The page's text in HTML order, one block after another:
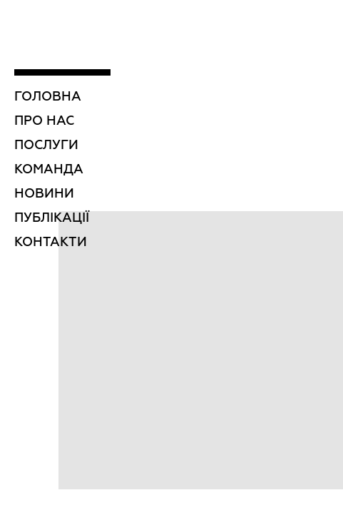
ГОЛОВНА
ПРО НАС
ПОСЛУГИ
КОМАНДА
НОВИНИ
ПУБЛІКАЦІЇ
КОНТАКТИ